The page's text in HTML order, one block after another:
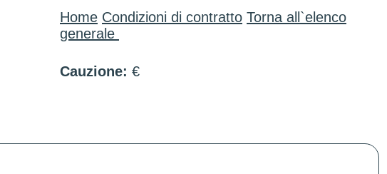
Home Condizioni di contratto Torna all`elenco
generale
Cauzione: €